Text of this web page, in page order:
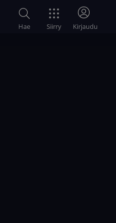
Hae Siirry Kirjaudu